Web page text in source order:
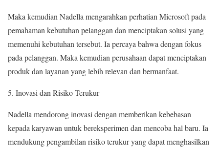
Maka kemudian Nadella mengarahkan perhatian Microsoft pada
pemahaman kebutuhan pelanggan dan menciptakan solusi yang
memenuhi kebutuhan tersebut. Ia percaya bahwa dengan fokus
pada pelanggan. Maka kemudian perusahaan dapat menciptakan
produk dan layanan yang lebih relevan dan bermanfaat.
5. Inovasi dan Risiko Terukur
Nadella mendorong inovasi dengan memberikan kebebasan
kepada karyawan untuk bereksperimen dan mencoba hal baru. Ia
mendukung pengambilan risiko terukur yang dapat menghasilkan